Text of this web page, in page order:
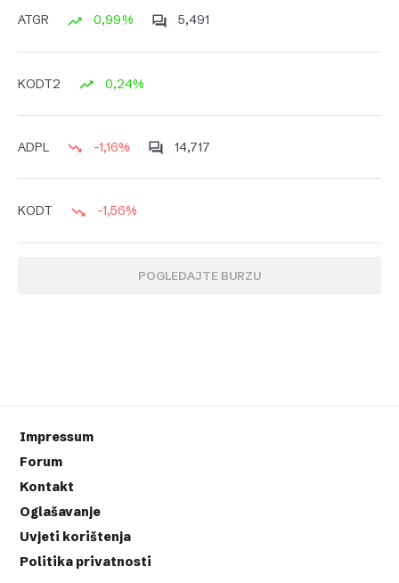
ATGR 0,99% 5,491
KODT2 0,24%
ADPL -1,16% 14,717
KODT -1,56%
POGLEDAJTE BURZU
Impressum
Forum
Kontakt
Oglašavanje
Uvjeti korištenja
Politika privatnosti